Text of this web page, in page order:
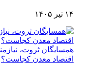
۱۴ تیر ۱۴۰۵
همسایگان ثروت،
اقتصاد معدن کجاست؟